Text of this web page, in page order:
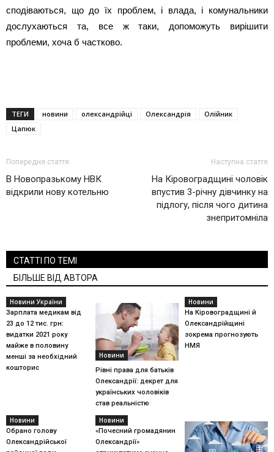
сподіваються, що до їх проблем, і влада, і комунальники
дослухаються та, все ж таки, допоможуть вирішити
проблеми, хоча б частково.
ТЕГИ новини олександрійці Олександрія
Олійник
Цапюк
Попередня стаття
В Новопразькому НВК
відкрили нову котельню
Наступна стаття
На Кіровоградщині чоловік
впустив 3-річну дівчинку на
підлогу, після чого дитина
знепритомніла
СТАТТІ ПО ТЕМІ
БІЛЬШЕ ВІД АВТОРА
Новини України
Зарплата медикам від
23 до 12 тис. грн:
видатки 2021 року
майже в половину
менші за необхідний
кошторис
Новини
Рівні права для батьків
Олександрії: декрет для
українських чоловіків
став реальністю
Новини
На Кіровоградщині й
Олександрійщині
зокрема прогнозують
НМЯ
Новини
Обрано голову
Олександрійської
Новини
«Почесний громадянин
Олександрії»